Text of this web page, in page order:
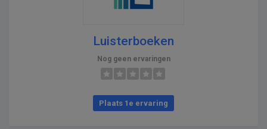
Luisterboeken
Nog geen ervaringen
Plaats 1e ervaring